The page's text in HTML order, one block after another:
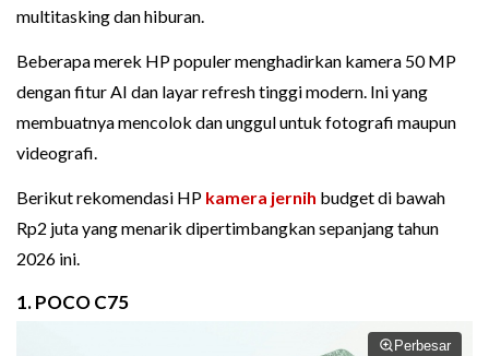
multitasking dan hiburan.
Beberapa merek HP populer menghadirkan kamera 50 MP
dengan fitur AI dan layar refresh tinggi modern. Ini yang
membuatnya mencolok dan unggul untuk fotografi maupun
videografi.
Berikut rekomendasi HP kamera jernih budget di bawah
Rp2 juta yang menarik dipertimbangkan sepanjang tahun
2026 ini.
1. POCO C75
Perbesar